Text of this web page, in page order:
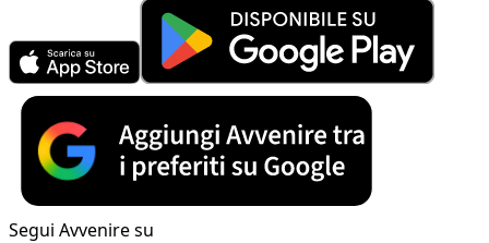
Segui Avvenire su